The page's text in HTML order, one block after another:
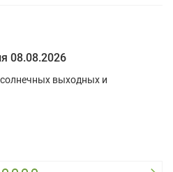
08.08.2026
выходных и